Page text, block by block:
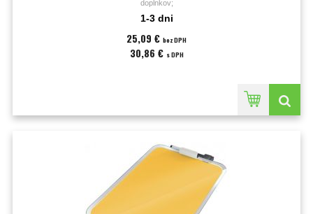
doplnkov;
1-3 dni
25,09 € bez DPH
30,86 € s DPH